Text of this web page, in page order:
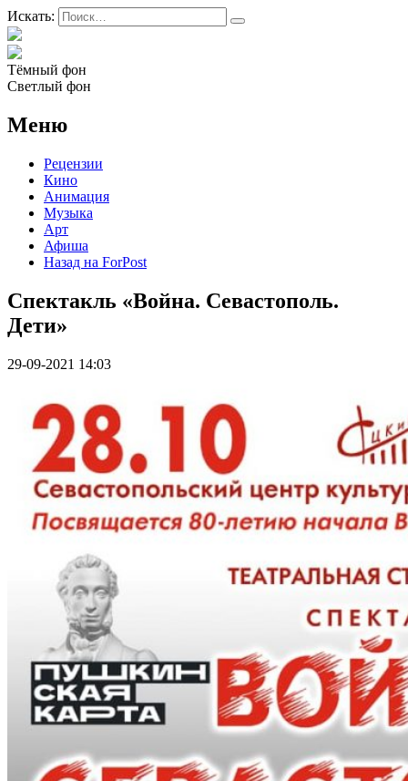
Искать:
Тёмный фон
Светлый фон
Меню
Рецензии
Кино
Анимация
Музыка
Арт
Афиша
Назад на ForPost
Спектакль «Война. Севастополь.
Дети»
29-09-2021 14:03